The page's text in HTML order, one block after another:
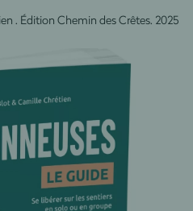
. Édition Chemin des Crêtes. 2025